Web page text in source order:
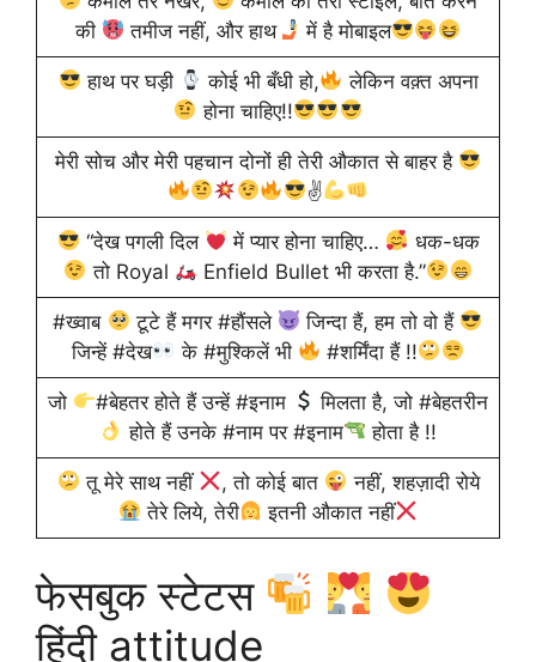
की
तमीज नहीं, और हाथ में है मोबाइल
हाथ पर घड़ी कोई भी बँधी हो,
लेकिन वक़्त अपना
होना चाहिए!!
मेरी सोच और मेरी पहचान दोनों ही तेरी औकात से बाहर है
✌
“देख पगली दिल में प्यार होना चाहिए…
धक-धक
तो Royal
Enfield Bullet भी करता है.”
#ख्वाब टूटे हैं मगर #हौंसले
जिन्दा हैं, हम तो वो हैं
जिन्हें #देख
के #मुश्किलें भी #शर्मिंदा हैं !!
जो #बेहतर होते हैं उन्हें #इनाम
मिलता है, जो #बेहतरीन
होते हैं उनके #नाम पर #इनाम
होता है !!
तू मेरे साथ नहीं , तो कोई बात
नहीं, शहज़ादी रोये
तेरे लिये, तेरी
इतनी औकात नहीं
फेसबुक स्टेटस
हिंदी attitude